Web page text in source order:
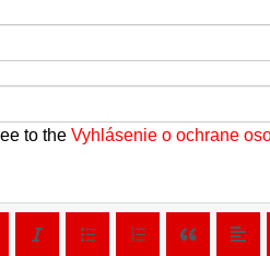
to the Vyhlásenie o ochrane